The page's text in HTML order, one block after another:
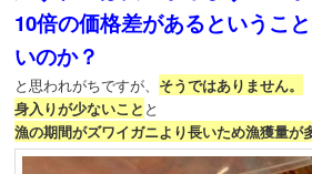
10倍の価格差があるというこ
いのか？
と思われがちですが、 そうではありません。
身入りが少ないこと と
漁の期間がズワイガニより長いため漁獲量が